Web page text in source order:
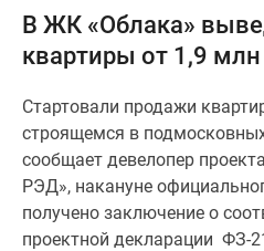
новостройки
Новостройки
Специальные
предложения
Коммерческие
помещения
Продавцы
В ЖК «Облака»
квартиры от 1,9 млн
Стартовали продажи
строящемся в
сообщает девелопер
РЭД», накануне
получено заключение о
проектной декларации ФЗ-